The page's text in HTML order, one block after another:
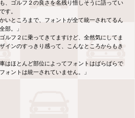
、ゴルフ２の良さを名残り惜しそうに語ってい
す。
いところまで、フォントが全て統一されてるん
部。」
ルフ２に乗ってきてますけど、全然気にしてま
インのすっきり感って、こんなところからもき
はほとんど部位によってフォントはばらばらで
ォントは統一されていません。」